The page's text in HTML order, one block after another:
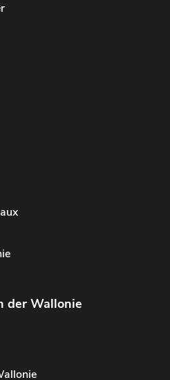
der Wallonie